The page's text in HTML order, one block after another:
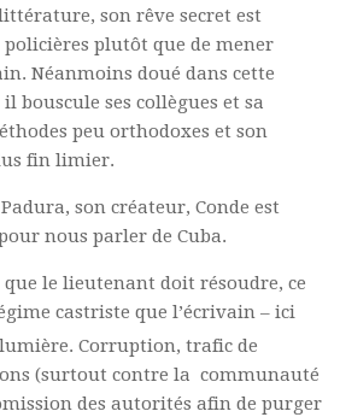
un numéro
PDF
son rêve secret est
policières plutôt que de mener
Néanmoins doué dans cette
bouscule ses collègues et sa
peu orthodoxes et son
fin limier.
son créateur, Conde est
nous parler de Cuba.
le lieutenant doit résoudre, ce
castriste que l’écrivain – ici
Corruption, trafic de
(surtout contre la communauté
des autorités afin de purger